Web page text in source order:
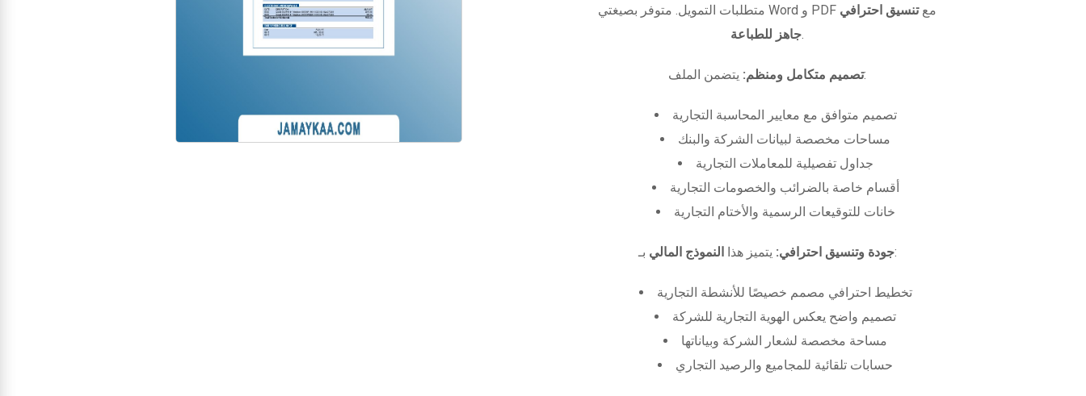
متطلبات التمويل. متوفر بصيغتي Word و PDF معتنسيق احترافي
جاهز للطباعة.
تصميم متكامل ومنظم:يتضمن الملف:
تصميم متوافق مع معايير المحاسبة التجارية
مساحات مخصصة لبيانات الشركة والبنك
جداول تفصيلية للمعاملات التجارية
أقسام خاصة بالضرائب والخصومات التجارية
خانات للتوقيعات الرسمية والأختام التجارية
جودة وتنسيق احترافي: يتميز هذا النموذج المالي بـ:
تخطيط احترافي مصمم خصيصًا للأنشطة التجارية
تصميم واضح يعكس الهوية التجارية للشركة
مساحة مخصصة لشعار الشركة وبياناتها
حسابات تلقائية للمجاميع والرصيد التجاري